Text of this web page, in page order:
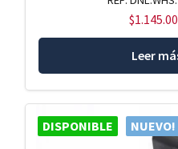
$
Leer
DISPONIBLE NUEVO!